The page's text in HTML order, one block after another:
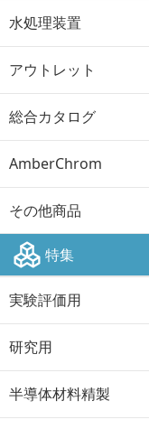
水処理装置
アウトレット
総合カタログ
AmberChrom
その他商品
特集
実験評価用
研究用
半導体材料精製